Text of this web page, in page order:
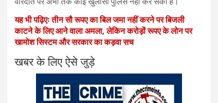
यह भी पढ़िएः तीन सौ रूपए का बिल जमा नहीं करने पर बिजली
काटने के लिए आने वाला अमला, लेकिन करोड़ों रूपए के लोन पर
खामोश सिस्टम और सरकार का कड़वा सच
खबर के लिए ऐसे जुड़े